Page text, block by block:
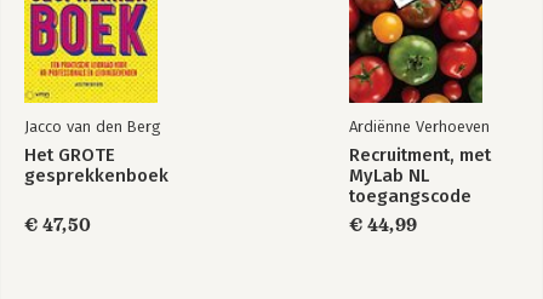
Jacco van den Berg
Het GROTE
gesprekkenboek
€ 47,50
Ardiënne Verhoeven
Recruitment, met
MyLab NL
toegangscode
€ 44,99